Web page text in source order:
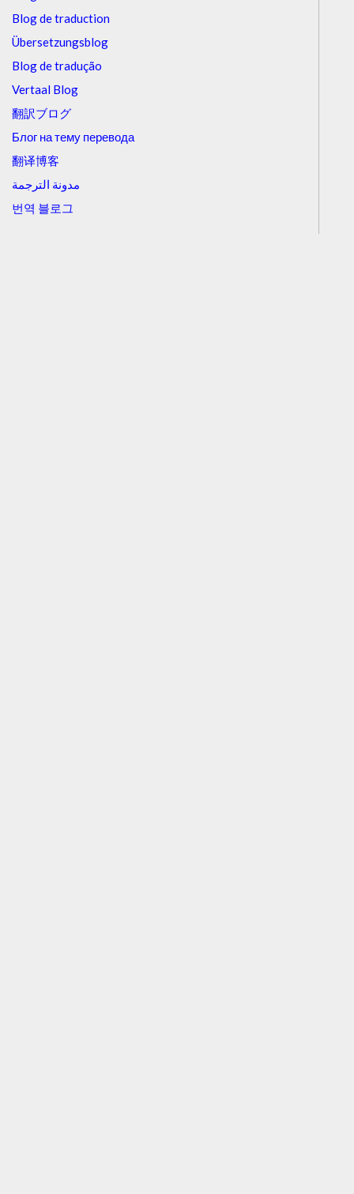
Blog de traduction
Übersetzungsblog
Blog de tradução
Vertaal Blog
翻訳ブログ
Блог на тему перевода
翻译博客
مدونة الترجمة
번역 블로그